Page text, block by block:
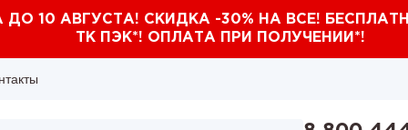
10 АВГУСТА! СКИДКА -30% НА ВСЕ!
ТК ПЭК*! ОПЛАТА ПРИ ПОЛУЧЕНИИ*!